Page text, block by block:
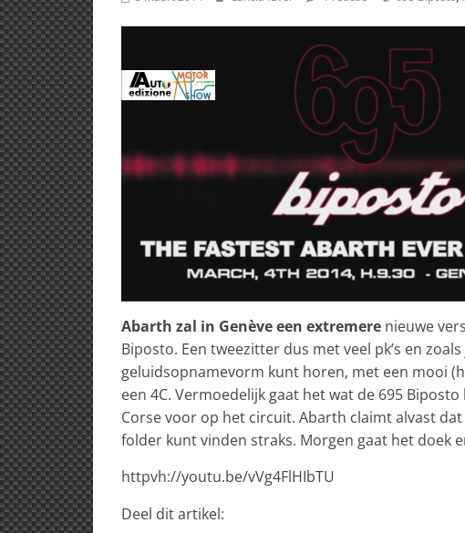
Abarth zal in Genève een extremere nieuwe
Biposto. Een tweezitter dus met veel pk’s en
geluidsopnamevorm kunt horen, met een mooi
een 4C. Vermoedelijk gaat het wat de 695
Corse voor op het circuit. Abarth claimt alvast
folder kunt vinden straks. Morgen gaat het doek
httpvh://youtu.be/vVg4FlHIbTU
Deel dit artikel: